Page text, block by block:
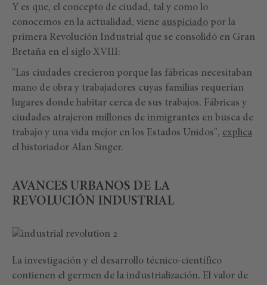
Y es que, el concepto de ciudad, tal y como lo
conocemos en la actualidad, viene auspiciado por la
primera Revolución Industrial que se consolidó en Gran
Bretaña en el siglo XVIII:
"Las ciudades crecieron porque las fábricas necesitaban
mano de obra y trabajadores cuyas familias requerían
lugares donde habitar cerca de sus trabajos. Fábricas y
ciudades atrajeron millones de inmigrantes en busca de
trabajo y una vida mejor en los Estados Unidos", explica
el historiador Alan Singer.
AVANCES URBANOS DE LA
REVOLUCIÓN INDUSTRIAL
La investigación y el desarrollo técnico-científico
contienen el germen de la industrialización. El valor de